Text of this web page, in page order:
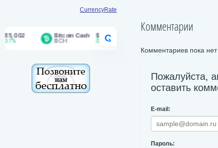
Комментарии
Комментариев пока нет
Пожалуйста,
оставить
E-mail:
Пароль:
CurrencyRate
Bitcoin Cash
BCH
$ 217.01
0.74%
$ 603.88